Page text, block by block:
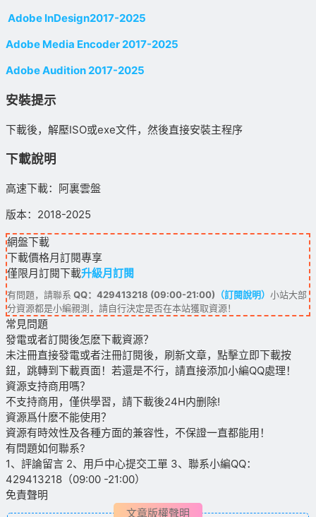
Adobe InDesign2017-2025
Adobe Media Encoder 2017-2025
Adobe Audition 2017-2025
安裝提示
下載後，解壓ISO或exe文件，然後直接安裝主程序
下載說明
高速下載：阿裏雲盤
版本：2018-2025
網盤下載
下載價格月訂閱專享
僅限月訂閱下載升級月訂閱
有問題，請聯系 QQ：429413218 (09:00-21:00) （訂閱說明） 小站大部
分資源都是小編親測，請自行決定是否在本站獲取資源！
常見問題
發電或者訂閱後怎麽下載資源？
未注冊直接發電或者注冊訂閱後，刷新文章，點擊立即下載按
鈕，跳轉到下載頁面！若還是不行，請直接添加小編QQ處理！
資源支持商用嗎？
不支持商用，僅供學習，請下載後24H内删除!
資源爲什麽不能使用？
資源有時效性及各種方面的兼容性，不保證一直都能用！
有問題如何聯系?
1、評論留言 2、用戶中心提交工單 3、聯系小編QQ：
429413218（09:00 -21:00）
免責聲明
文章版權聲明